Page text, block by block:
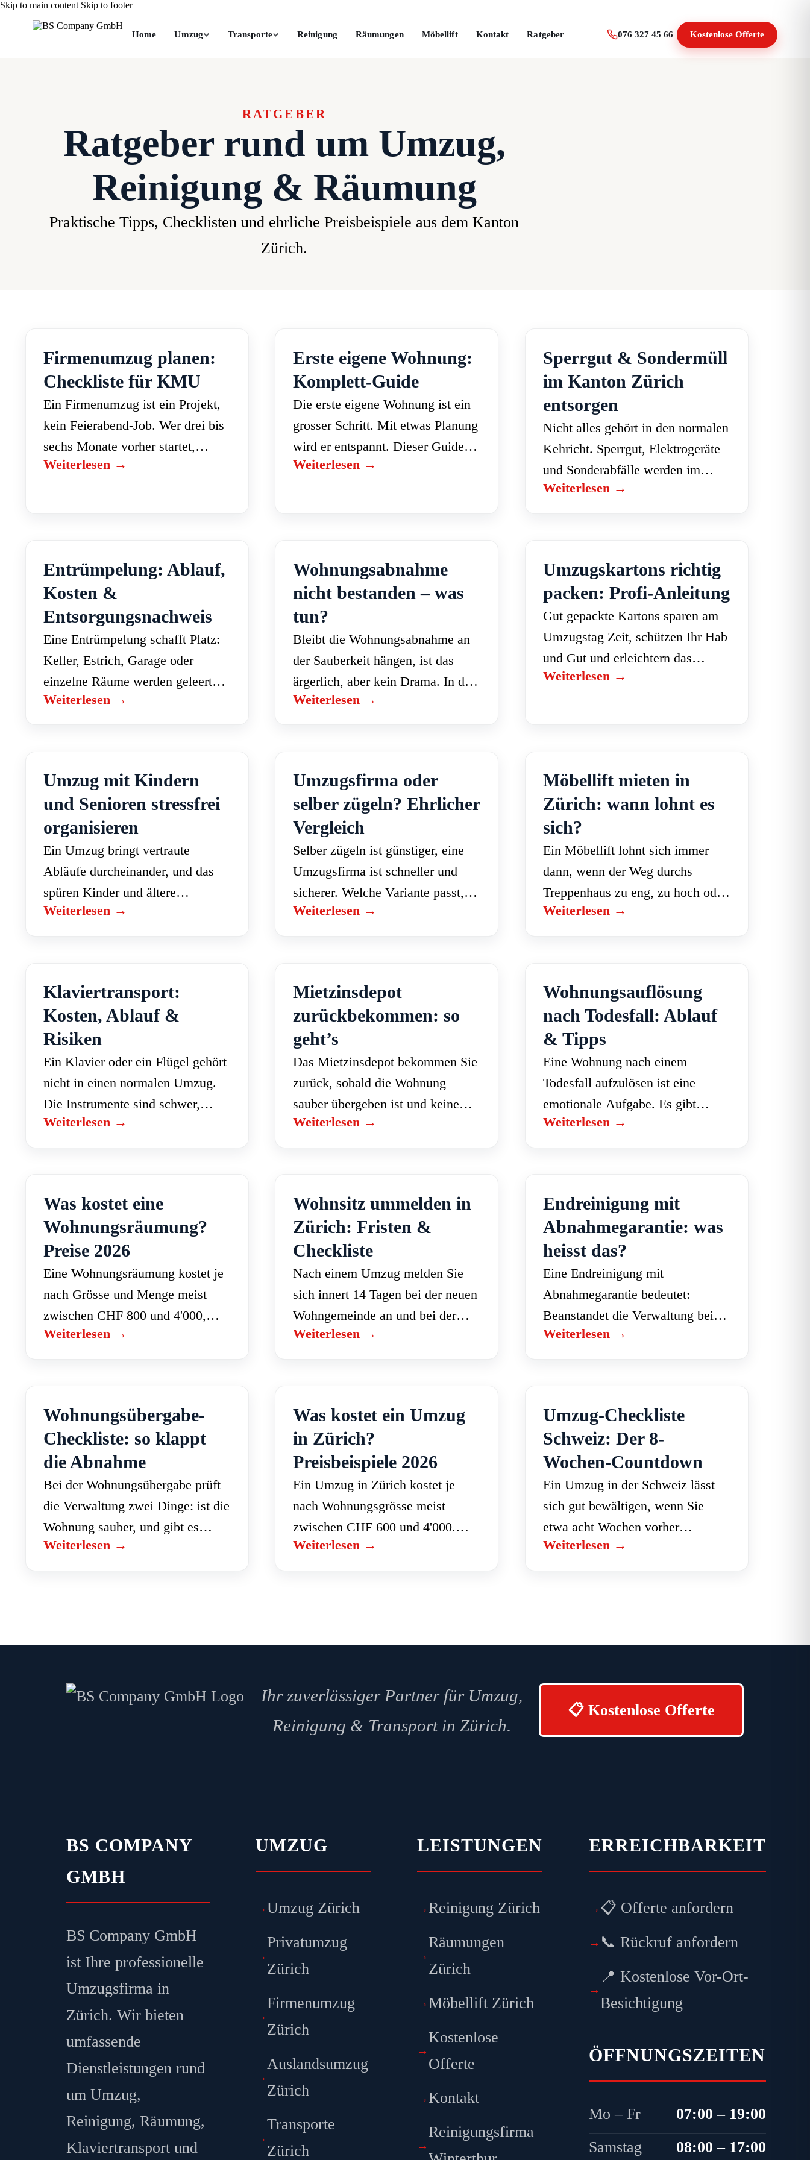
Skip to main content Skip to footer
Home Umzug Transporte Reinigung Räumungen Möbellift Kontakt Ratgeber 076 327 45 66 Kostenlose Offerte
RATGEBER
Ratgeber rund um Umzug,
Reinigung & Räumung
Praktische Tipps, Checklisten und ehrliche Preisbeispiele aus dem Kanton
Zürich.
Firmenumzug planen:
Checkliste für KMU
Ein Firmenumzug ist ein Projekt,
kein Feierabend-Job. Wer drei bis
sechs Monate vorher startet,
vermeidet einen
Weiterlesen →
Erste eigene Wohnung:
Komplett-Guide
Die erste eigene Wohnung ist ein
grosser Schritt. Mit etwas Planung
wird er entspannt. Dieser Guide
führt Sie vom Budget über die
Weiterlesen →
Sperrgut & Sondermüll
im Kanton Zürich
entsorgen
Nicht alles gehört in den normalen
Kehricht. Sperrgut, Elektrogeräte
und Sonderabfälle werden im
Kanton Zürich getrennt entsorgt.
Weiterlesen →
Entrümpelung: Ablauf,
Kosten &
Entsorgungsnachweis
Eine Entrümpelung schafft Platz:
Keller, Estrich, Garage oder
einzelne Räume werden geleert
und der Inhalt fachgerecht
Weiterlesen →
Wohnungsabnahme
nicht bestanden – was
tun?
Bleibt die Wohnungsabnahme an
der Sauberkeit hängen, ist das
ärgerlich, aber kein Drama. In der
Regel können Sie nachbessern.
Weiterlesen →
Umzugskartons richtig
packen: Profi-Anleitung
Gut gepackte Kartons sparen am
Umzugstag Zeit, schützen Ihr Hab
und Gut und erleichtern das
Auspacken. Die Faustregel:
Weiterlesen →
Umzug mit Kindern
und Senioren stressfrei
organisieren
Ein Umzug bringt vertraute
Abläufe durcheinander, und das
spüren Kinder und ältere
Menschen besonders stark. Mit
Weiterlesen →
Umzugsfirma oder
selber zügeln? Ehrlicher
Vergleich
Selber zügeln ist günstiger, eine
Umzugsfirma ist schneller und
sicherer. Welche Variante passt,
hängt von Ihrem Budget, Ihrer Zeit
Weiterlesen →
Möbellift mieten in
Zürich: wann lohnt es
sich?
Ein Möbellift lohnt sich immer
dann, wenn der Weg durchs
Treppenhaus zu eng, zu hoch oder
zu riskant ist. Statt schwere Möbel
Weiterlesen →
Klaviertransport:
Kosten, Ablauf &
Risiken
Ein Klavier oder ein Flügel gehört
nicht in einen normalen Umzug.
Die Instrumente sind schwer,
empfindlich und teuer. Ein
Weiterlesen →
Mietzinsdepot
zurückbekommen: so
geht’s
Das Mietzinsdepot bekommen Sie
zurück, sobald die Wohnung
sauber übergeben ist und keine
offenen Forderungen bestehen.
Weiterlesen →
Wohnungsauflösung
nach Todesfall: Ablauf
& Tipps
Eine Wohnung nach einem
Todesfall aufzulösen ist eine
emotionale Aufgabe. Es gibt
keinen Grund zur Eile bei den
Weiterlesen →
Was kostet eine
Wohnungsräumung?
Preise 2026
Eine Wohnungsräumung kostet je
nach Grösse und Menge meist
zwischen CHF 800 und 4'000,
inklusive fachgerechter
Was ist…
Weiterlesen →
Wohnsitz ummelden in
Zürich: Fristen &
Checkliste
Nach einem Umzug melden Sie
sich innert 14 Tagen bei der neuen
Wohngemeinde an und bei der
alten ab. Wer diese Frist verpasst,
Weiterlesen →
Endreinigung mit
Abnahmegarantie: was
heisst das?
Eine Endreinigung mit
Abnahmegarantie bedeutet:
Beanstandet die Verwaltung bei
der Wohnungsabnahme die
kein Risiko für das…
Weiterlesen →
Wohnungsübergabe-
Checkliste: so klappt
die Abnahme
Bei der Wohnungsübergabe prüft
die Verwaltung zwei Dinge: ist die
Wohnung sauber, und gibt es
Schäden über die normale
Weiterlesen →
Was kostet ein Umzug
in Zürich?
Preisbeispiele 2026
Ein Umzug in Zürich kostet je
nach Wohnungsgrösse meist
zwischen CHF 600 und 4'000.
Den genauen Preis bestimmen das
Weiterlesen →
Umzug-Checkliste
Schweiz: Der 8-
Wochen-Countdown
Ein Umzug in der Schweiz lässt
sich gut bewältigen, wenn Sie
etwa acht Wochen vorher
anfangen. Diese Checkliste führt
Weiterlesen →
Ihr zuverlässiger Partner für Umzug,
Reinigung & Transport in Zürich.
📋 Kostenlose Offerte
BS COMPANY
GMBH
BS Company GmbH
ist Ihre professionelle
Umzugsfirma in
Zürich. Wir bieten
umfassende
Dienstleistungen rund
um Umzug,
Reinigung, Räumung,
Klaviertransport und
UMZUG
Umzug Zürich
Privatumzug
Zürich
Firmenumzug
Zürich
Auslandsumzug
Zürich
Transporte
Zürich
LEISTUNGEN
Reinigung Zürich
Räumungen
Zürich
Möbellift Zürich
Kostenlose
Offerte
Kontakt
Reinigungsfirma
ERREICHBARKEIT
📋 Offerte anfordern
📞 Rückruf anfordern
📍 Kostenlose Vor-Ort-
Besichtigung
ÖFFNUNGSZEITEN
Mo – Fr
07:00 – 19:00
Samstag
08:00 – 17:00